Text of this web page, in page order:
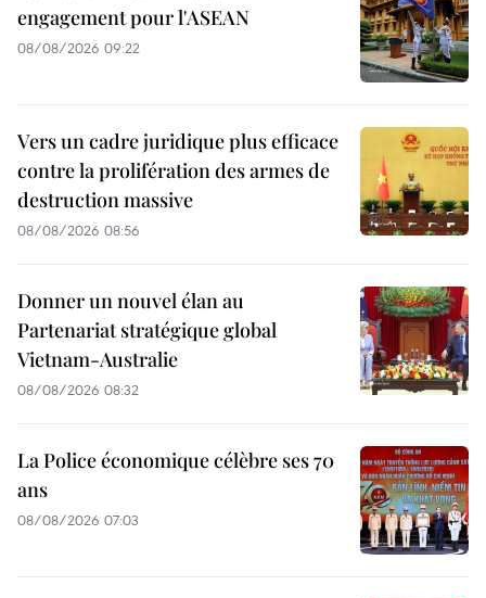
engagement pour l'ASEAN
08/08/2026 09:22
Vers un cadre juridique plus efficace
contre la prolifération des armes de
destruction massive
08/08/2026 08:56
Donner un nouvel élan au
Partenariat stratégique global
Vietnam-Australie
08/08/2026 08:32
La Police économique célèbre ses 70
ans
08/08/2026 07:03